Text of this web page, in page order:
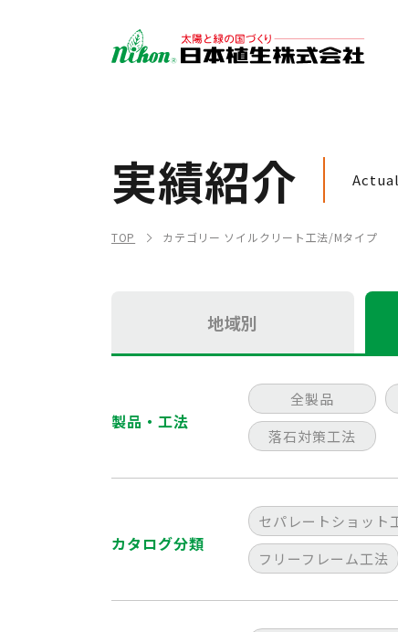
実績紹介
TOP カテゴリー ソイルクリート工法/Mタイプ
地域別
製品・工法
全製品
落石対策工法
カタログ分類
セパレートショット
フリーフレーム工法